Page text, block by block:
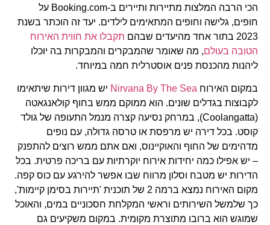
הכי הרבה המלצות מתיירות ותיירים ב-Booking.com על
חופים, גלישה וחופים המתאימים לילדים. יעד זה הוכתר בשנת
2023 בתור אחד מהיעדים שבהם
תקבלו את חווית האירוח
הטובה בעולם, מה שאומר שהמבקרים והמבקרות בה יוכלו
ליהנות מהכנסת פנים אוסטרלית חמה במיוחד.
במקום האירוחNirvana By The Seaיש מגוון דירות שיתאימו
לקבוצות בגדלים שונים. הוא ממוקם ממש בחוף קולאנגאטה
(Coolangatta), במרחק נסיעה קצרה מנמל התעופה של גולד
קוסט. בכל דירה יש מרפסת או טרסה גדולה, עם נופים
מדהימים של החוף והאוקיינוס, ואם אתם ממש רוצים להתפנק
– יש אפילו כמה יחידות אירוח יוקרתיות עם בריכה פרטית. בכל
הדירות יש מטבח וסלון מרווח שבו אפשר להירגע עם כוס קפה.
מקום האירוח נמצא ברמה 2 של תוכנית 'תיירות בסימן קיימות',
כך שלמשל השירותים וראשי המקלחת חסכוניים במים, והאוכל
שמוגש הוא ברובו מתוצרת מקומית. במקום משקיעים גם